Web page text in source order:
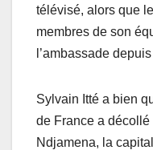
télévisé, alors que
membres de son
l’ambassade
Sylvain Itté a bien
de France a
Ndjamena, la